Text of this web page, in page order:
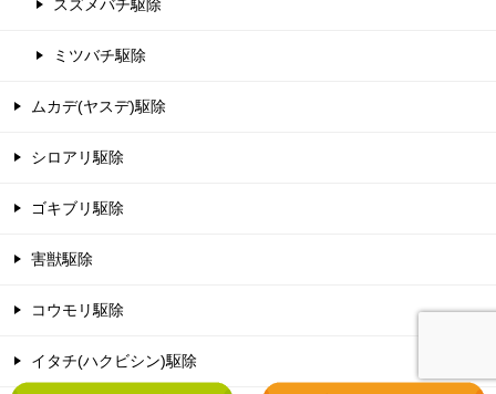
スズメバチ駆除
ミツバチ駆除
ムカデ(ヤスデ)駆除
シロアリ駆除
ゴキブリ駆除
害獣駆除
コウモリ駆除
イタチ(ハクビシン)駆除